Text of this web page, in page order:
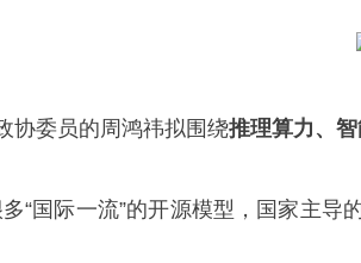
协委员的周鸿祎拟围绕推理算力、
“国际一流”的开源模型，国家主